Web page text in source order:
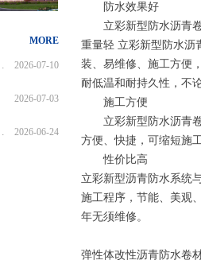
防水效果好
立彩新型防水沥青卷
重量轻 立彩新型防水沥
装、易维修、施工方便
耐低温和耐持久性，不
施工方便
立彩新型防水沥青卷
方便、快捷，可缩短施
性价比高
立彩新型沥青防水系统
施工程序，节能、美观
年无须维修。
弹性体改性沥青防水卷
MORE
2026-07-29
2026-07-24
2026-06-11
2026-06-03
2026-05-28
2026-05-25
2026-05-18
2026-05-01
2026-04-20
2026-04-13
2026-04-06
2026-03-27
2026-03-16
2026-03-08
2026-03-03
2026-02-26